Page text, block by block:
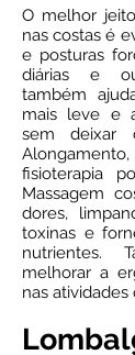
O melhor
nas costas é
e posturas
diárias e
também
mais leve e
sem deixar
fisioterapia
Massagem
dores,
toxinas e
nutrientes.
melhorar a
nas